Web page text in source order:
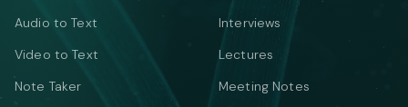
Audio to Text
Video to Text
Note Taker
Interviews
Lectures
Meeting Notes